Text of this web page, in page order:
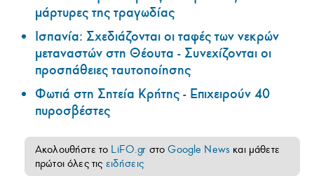
μάρτυρες της τραγωδίας
Ισπανία: Σχεδιάζονται οι ταφές των νεκρών
μεταναστών στη Θέουτα - Συνεχίζονται οι
προσπάθειες ταυτοποίησης
Φωτιά στη Σητεία Κρήτης - Επιχειρούν 40
πυροσβέστες
Ακολουθήστε το LiFO.gr στοGoogle News και μάθετε
πρώτοι όλες τις ειδήσεις